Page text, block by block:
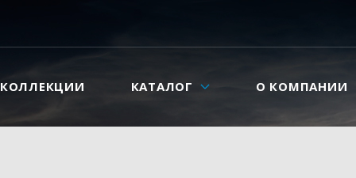
КОЛЛЕКЦИИ КАТАЛОГ О КОМПАНИИ